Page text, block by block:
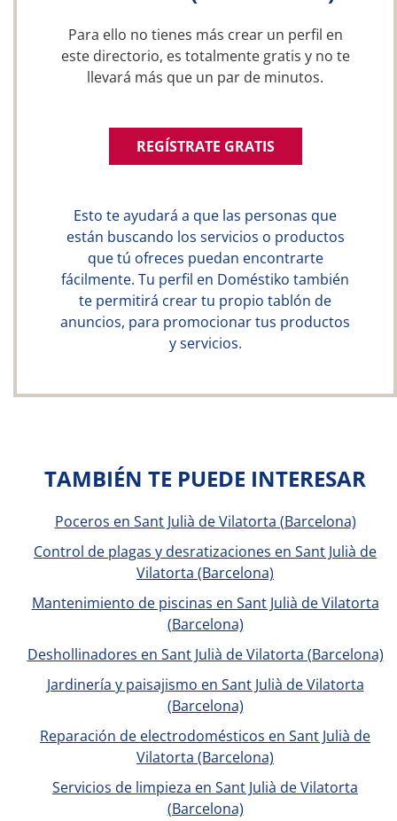
Para ello no tienes más crear un perfil en
este directorio, es totalmente gratis y no te
llevará más que un par de minutos.
REGÍSTRATE GRATIS
Esto te ayudará a que las personas que
están buscando los servicios o productos
que tú ofreces puedan encontrarte
fácilmente. Tu perfil en Doméstiko también
te permitirá crear tu propio tablón de
anuncios, para promocionar tus productos
y servicios.
TAMBIÉN TE PUEDE INTERESAR
Poceros en Sant Julià de Vilatorta (Barcelona)
Control de plagas y desratizaciones en Sant Julià de
Vilatorta (Barcelona)
Mantenimiento de piscinas en Sant Julià de Vilatorta
(Barcelona)
Deshollinadores en Sant Julià de Vilatorta (Barcelona)
Jardinería y paisajismo en Sant Julià de Vilatorta
(Barcelona)
Reparación de electrodomésticos en Sant Julià de
Vilatorta (Barcelona)
Servicios de limpieza en Sant Julià de Vilatorta
(Barcelona)